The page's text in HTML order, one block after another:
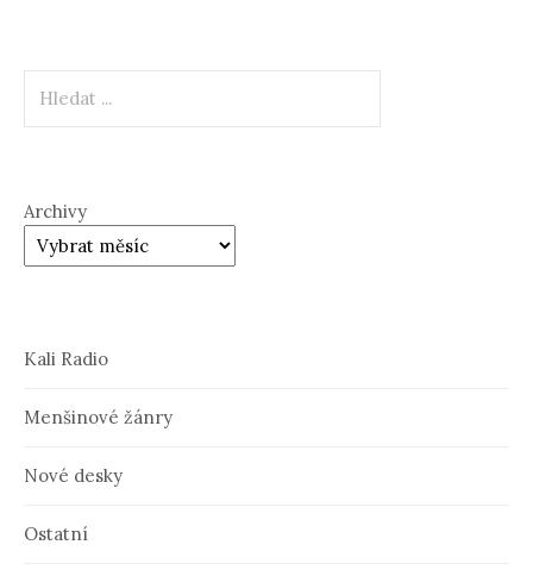
Archivy
Kali Radio
Menšinové žánry
Nové desky
Ostatní